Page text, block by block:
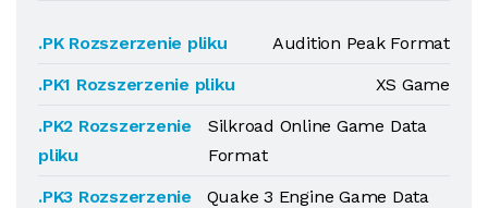
.PK Rozszerzenie pliku
Audition Peak Format
.PK1 Rozszerzenie pliku
XS Game
.PK2 Rozszerzenie
pliku
Silkroad Online Game Data
Format
.PK3 Rozszerzenie
Quake 3 Engine Game Data